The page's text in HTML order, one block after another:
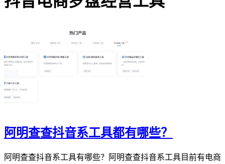
阿明查查抖音系工具都有哪些？
阿明查查抖音系工具有哪些？阿明查查抖音系工具目前有电商